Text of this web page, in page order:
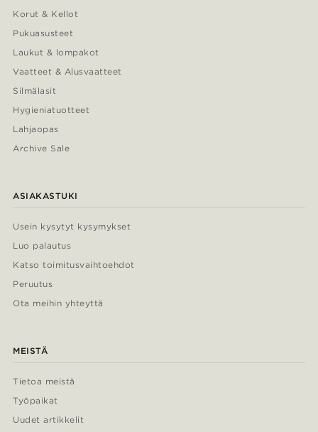
Korut & Kellot
Pukuasusteet
Laukut & lompakot
Vaatteet & Alusvaatteet
Silmälasit
Hygieniatuotteet
Lahjaopas
Archive Sale
ASIAKASTUKI
Usein kysytyt kysymykset
Luo palautus
Katso toimitusvaihtoehdot
Peruutus
Ota meihin yhteyttä
MEISTÄ
Tietoa meistä
Työpaikat
Uudet artikkelit